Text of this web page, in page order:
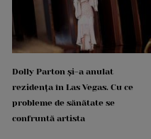
Dolly Parton și-a anulat
rezidența în Las Vegas. Cu ce
probleme de sănătate se
confruntă artista